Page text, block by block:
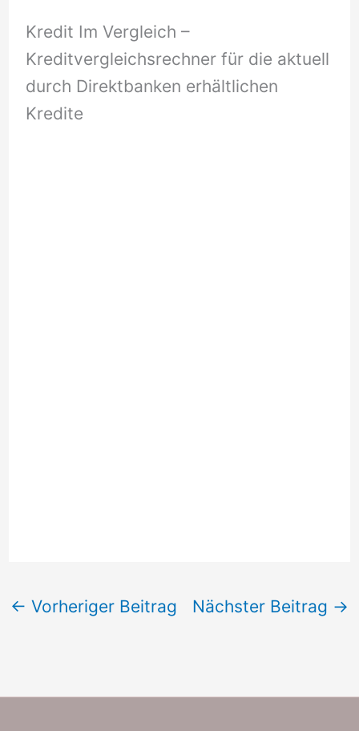
Kredit Im Vergleich –
Kreditvergleichsrechner für die aktuell
durch Direktbanken erhältlichen
Kredite
← Vorheriger Beitrag Nächster Beitrag →